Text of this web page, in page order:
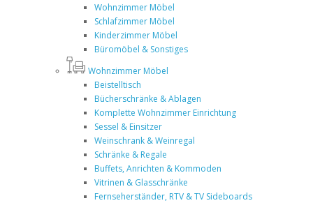
Wohnzimmer Möbel
Schlafzimmer Möbel
Kinderzimmer Möbel
Büromöbel & Sonstiges
Wohnzimmer Möbel
Beistelltisch
Bücherschränke & Ablagen
Komplette Wohnzimmer Einrichtung
Sessel & Einsitzer
Weinschrank & Weinregal
Schränke & Regale
Buffets, Anrichten & Kommoden
Vitrinen & Glasschränke
Fernseherständer, RTV & TV Sideboards